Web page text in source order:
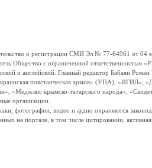
о регистрации СМИ Эл № 77-64961 от 04
Общество с ограниченной
и английский. Главный редактор Бабаян
повстанческая армия» (УПА),
крымско-татарского народа»,
организации.
фотографии, видео и аудио охраняются
на портале, в том числе цитировании,